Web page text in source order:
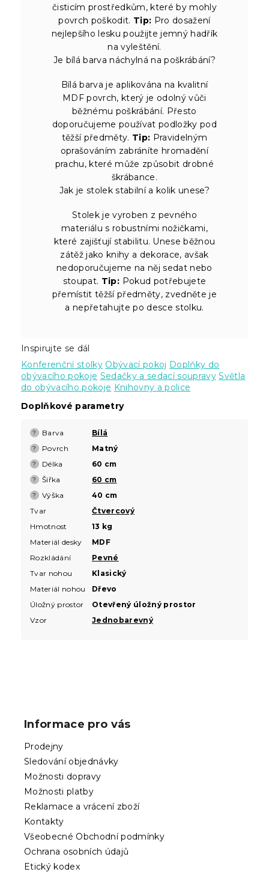
čisticím prostředkům, které by mohly
povrch poškodit. Tip: Pro dosažení
nejlepšího lesku použijte jemný hadřík
na vyleštění.
Je bílá barva náchylná na poškrábání?
Bílá barva je aplikována na kvalitní
MDF povrch, který je odolný vůči
běžnému poškrábání. Přesto
doporučujeme používat podložky pod
těžší předměty. Tip: Pravidelným
oprašováním zabráníte hromadění
prachu, které může způsobit drobné
škrábance.
Jak je stolek stabilní a kolik unese?
Stolek je vyroben z pevného
materiálu s robustními nožičkami,
které zajišťují stabilitu. Unese běžnou
zátěž jako knihy a dekorace, avšak
nedoporučujeme na něj sedat nebo
stoupat. Tip: Pokud potřebujete
přemístit těžší předměty, zvedněte je
a nepřetahujte po desce stolku.
Inspirujte se dál
Konferenční stolky Obývací pokoj Doplňky do
obývacího pokoje Sedačky a sedací soupravy Světla
do obývacího pokoje Knihovny a police
Doplňkové parametry
? Barva Bílá
? Povrch Matný
? Délka 60 cm
? Šířka 60 cm
? Výška
40 cm
Tvar
Čtvercový
Hmotnost
13 kg
Materiál desky
MDF
Rozkládání
Pevné
Tvar nohou
Klasický
Materiál nohou
Dřevo
Úložný prostor
Otevřený úložný prostor
Vzor
Jednobarevný
Informace pro vás
Prodejny
Sledování objednávky
Možnosti dopravy
Možnosti platby
Reklamace a vrácení zboží
Kontakty
Všeobecné Obchodní podmínky
Ochrana osobních údajů
Etický kodex